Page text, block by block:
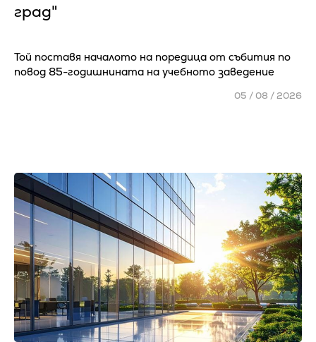
град"
Той поставя началото на поредица от събития по
повод 85-годишнината на учебното заведение
05 / 08 / 2026